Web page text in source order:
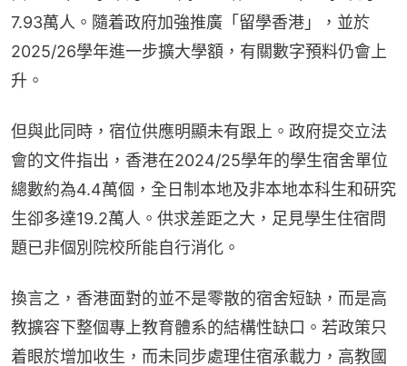
7.93萬人。隨着政府加強推廣「留學香港」，並於
2025/26學年進一步擴大學額，有關數字預料仍會上
升。
但與此同時，宿位供應明顯未有跟上。政府提交立法
會的文件指出，香港在2024/25學年的學生宿舍單位
總數約為4.4萬個，全日制本地及非本地本科生和研究
生卻多達19.2萬人。供求差距之大，足見學生住宿問
題已非個別院校所能自行消化。
換言之，香港面對的並不是零散的宿舍短缺，而是高
教擴容下整個專上教育體系的結構性缺口。若政策只
着眼於增加收生，而未同步處理住宿承載力，高教國